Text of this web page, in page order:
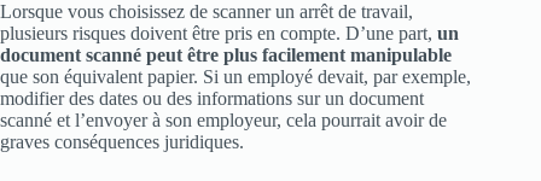
Lorsque vous choisissez de scanner un arrêt de travail,
plusieurs risques doivent être pris en compte. D’une part, un
document scanné peut être plus facilement manipulable
que son équivalent papier. Si un employé devait, par exemple,
modifier des dates ou des informations sur un document
scanné et l’envoyer à son employeur, cela pourrait avoir de
graves conséquences juridiques.